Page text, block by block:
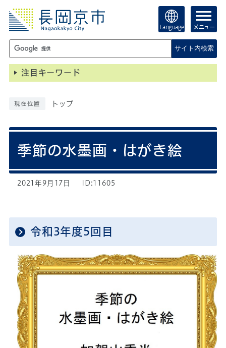
Language メニュー
サイト内検索
注目キーワード
現在位置 トップ
季節の水墨画・はがき絵
2021年9月17日 ID:11605
令和3年度5回目